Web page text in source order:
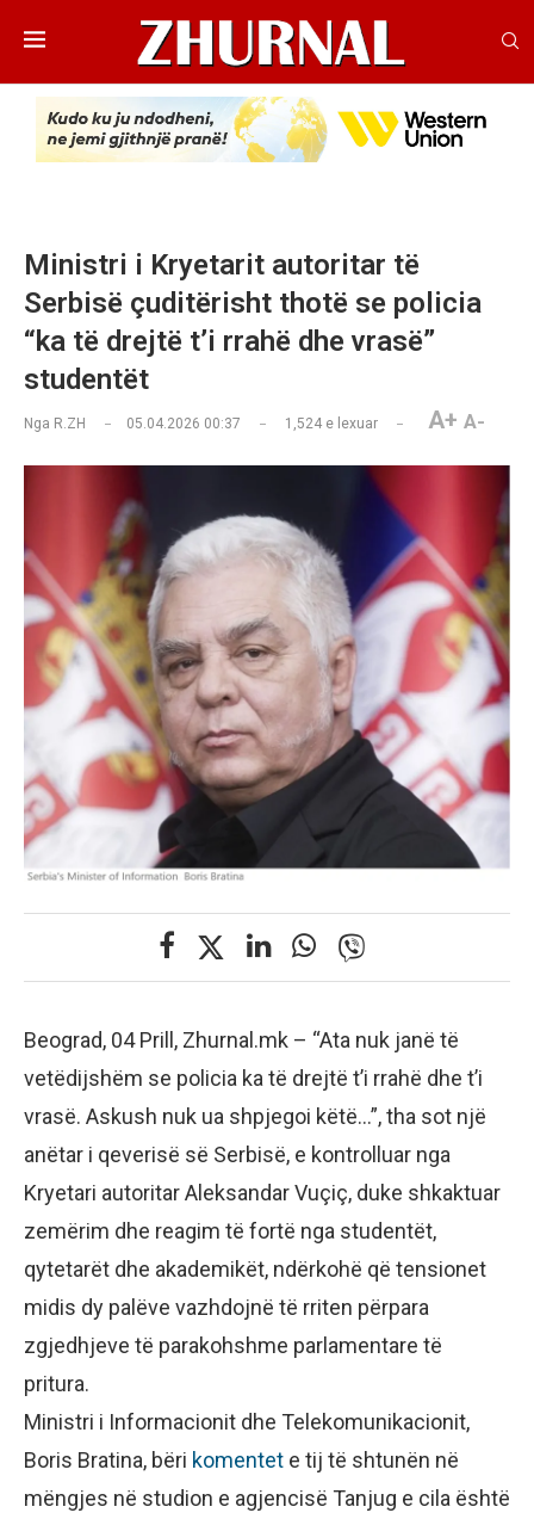
Ministri i Kryetarit autoritar të
Serbisë çuditërisht thotë se policia
“ka të drejtë t’i rrahë dhe vrasë”
studentët
Nga R.ZH 05.04.2026 00:37 1,524 e lexuar A+ A-
Beograd, 04 Prill, Zhurnal.mk – “Ata nuk janë të
vetëdijshëm se policia ka të drejtë t’i rrahë dhe t’i
vrasë. Askush nuk ua shpjegoi këtë…”, tha sot një
anëtar i qeverisë së Serbisë, e kontrolluar nga
Kryetari autoritar Aleksandar Vuçiç, duke shkaktuar
zemërim dhe reagim të fortë nga studentët,
qytetarët dhe akademikët, ndërkohë që tensionet
midis dy palëve vazhdojnë të rriten përpara
zgjedhjeve të parakohshme parlamentare të
pritura.
Ministri i Informacionit dhe Telekomunikacionit,
Boris Bratina, bëri komentet e tij të shtunën në
mëngjes në studion e agjencisë Tanjug e cila është